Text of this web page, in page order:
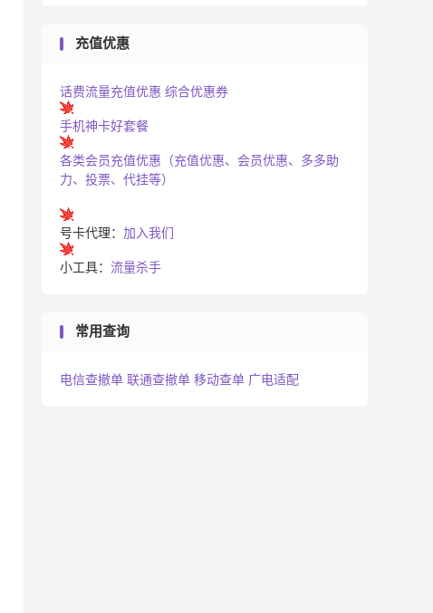
充值优惠
话费流量充值优惠 综合优惠券
手机神卡好套餐
各类会员充值优惠（充值优惠、会员优惠、多多助
力、投票、代挂等）
号卡代理： 加入我们
小工具： 流量杀手
常用查询
电信查撤单 联通查撤单 移动查单 广电适配